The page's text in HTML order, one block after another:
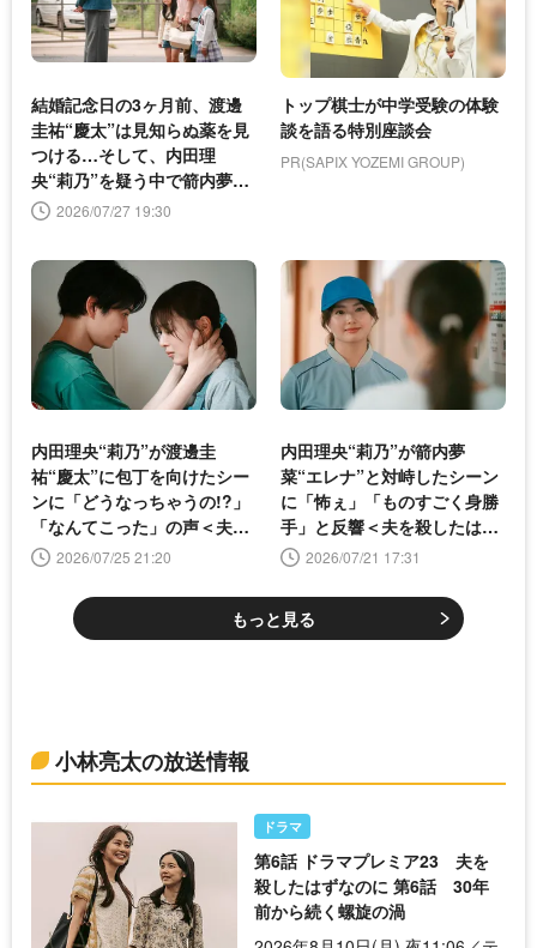
結婚記念日の3ヶ月前、渡邊
圭祐“慶太”は見知らぬ薬を見
つける…そして、内田理
央“莉乃”を疑う中で箭内夢
菜“エレナ”に出会う＜夫を殺
2026/07/27 19:30
トップ棋士が中学受験の体験
談を語る特別座談会
PR(SAPIX YOZEMI GROUP)
内田理央“莉乃”が渡邊圭
祐“慶太”に包丁を向けたシー
ンに「どうなっちゃうの!?」
「なんてこった」の声＜夫を
殺したはずなのに＞
2026/07/25 21:20
内田理央“莉乃”が箭内夢
菜“エレナ”と対峙したシーン
に「怖ぇ」「ものすごく身勝
手」と反響＜夫を殺したはず
なのに＞
2026/07/21 17:31
もっと見る
小林亮太の放送情報
ドラマ
第6話 ドラマプレミア23 夫を
殺したはずなのに 第6話 30年
前から続く螺旋の渦